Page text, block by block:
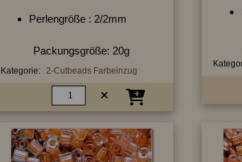
Perlengröße : 2/2mm
Packungsgröße: 20g
Kategorie: 2-Cutbeads Farbeinzug